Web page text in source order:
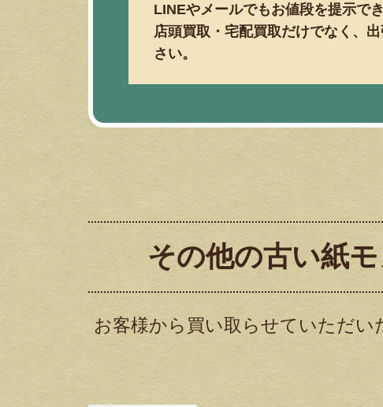
LINEやメールでもお値段を提示でき
店頭買取・宅配買取だけでなく、
さい。
その他の古い紙
お客様から買い取らせていただ